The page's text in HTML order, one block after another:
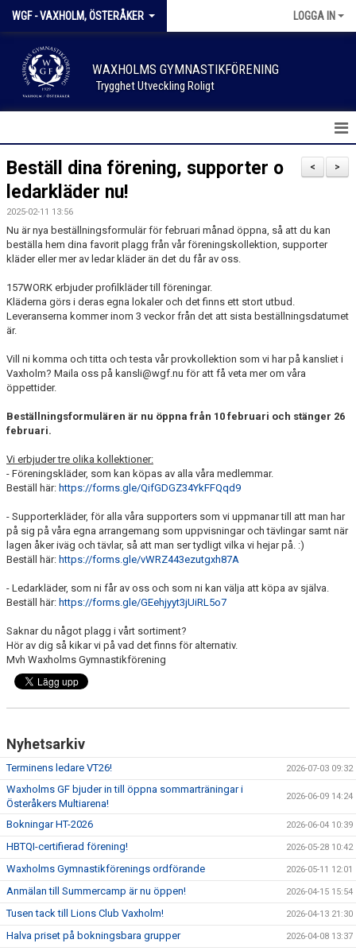
WGF - VAXHOLM, ÖSTERÅKER LOGGA IN
WAXHOLMS GYMNASTIKFÖRENING
Trygghet Utveckling Roligt
HEM
NYHETER
KALENDER
FÖRENINGSKLÄDER
SPONSOR & SUPPORTER
SKADEANMÄLAN
>
<
Beställ dina förening, supporter o
ledarkläder nu!
2025-02-11 13:56
Nu är nya beställningsformulär för februari månad öppna, så att du kan
beställa hem dina favorit plagg från vår föreningskollektion, supporter
kläder eller mer av ledar kläder än det du får av oss.
157WORK erbjuder profilkläder till föreningar.
Kläderna görs i deras egna lokaler och det finns ett stort utbud.
Leveranserna kommer inom 3 veckor från det att sista beställningsdatumet
är.
Vill ni komma och titta och testa vår provkollektion som vi har på kansliet i
Vaxholm? Maila oss på kansli@wgf.nu för att få veta mer om våra
öppettider.
Beställningsformulären är nu öppna från 10 februari och stänger 26
februari.
Vi erbjuder tre olika kollektioner:
- Föreningskläder, som kan köpas av alla våra medlemmar.
Beställ här: https://forms.gle/QifGDGZ34YkFFQqd9
- Supporterkläder, för alla våra supporters som vi uppmanar till att man har
på sig på våra egna arrangemang som uppvisningar och tävlingar samt när
lagen åker iväg och tävlar, så att man ser tydligt vilka vi hejar på. :)
Beställ här: https://forms.gle/vWRZ443ezutgxh87A
- Ledarkläder, som ni får av oss och som ni kan välja att köpa av själva.
Beställ här: https://forms.gle/GEehjyyt3jUiRL5o7
Saknar du något plagg i vårt sortiment?
Hör av dig så kikar vi på vad det finns för alternativ.
Mvh Waxholms Gymnastikförening
Nyhetsarkiv
Terminens ledare VT26! 2026-07-03 09:32
Waxholms GF bjuder in till öppna sommarträningar i
Österåkers Multiarena!
2026-06-09 14:24
Bokningar HT-2026 2026-06-04 10:39
HBTQI-certifierad förening! 2026-05-28 10:42
Waxholms Gymnastikförenings ordförande 2026-05-11 12:01
Anmälan till Summercamp är nu öppen! 2026-04-15 15:54
Tusen tack till Lions Club Vaxholm! 2026-04-13 21:30
Halva priset på bokningsbara grupper 2026-04-08 13:37